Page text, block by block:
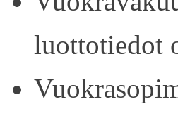
luottotiedot